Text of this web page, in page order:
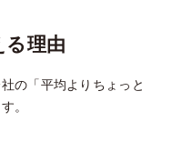
理由
の「平均よりちょっと
。